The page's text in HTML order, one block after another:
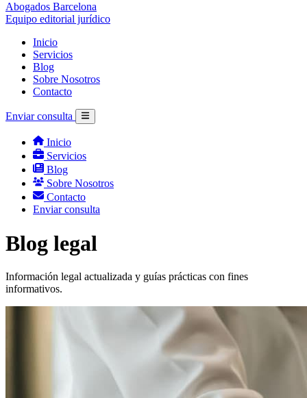
Abogados Barcelona
Equipo editorial jurídico
Inicio
Servicios
Blog
Sobre Nosotros
Contacto
Enviar consulta
Inicio
Servicios
Blog
Sobre Nosotros
Contacto
Enviar consulta
Blog legal
Información legal actualizada y guías prácticas con fines
informativos.